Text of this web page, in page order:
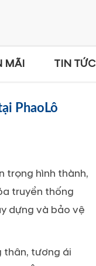
MÃI TIN TỨC
PhaoLô
trọng hình thành,
truyền thống
dựng và bảo vệ
thân, tương ái